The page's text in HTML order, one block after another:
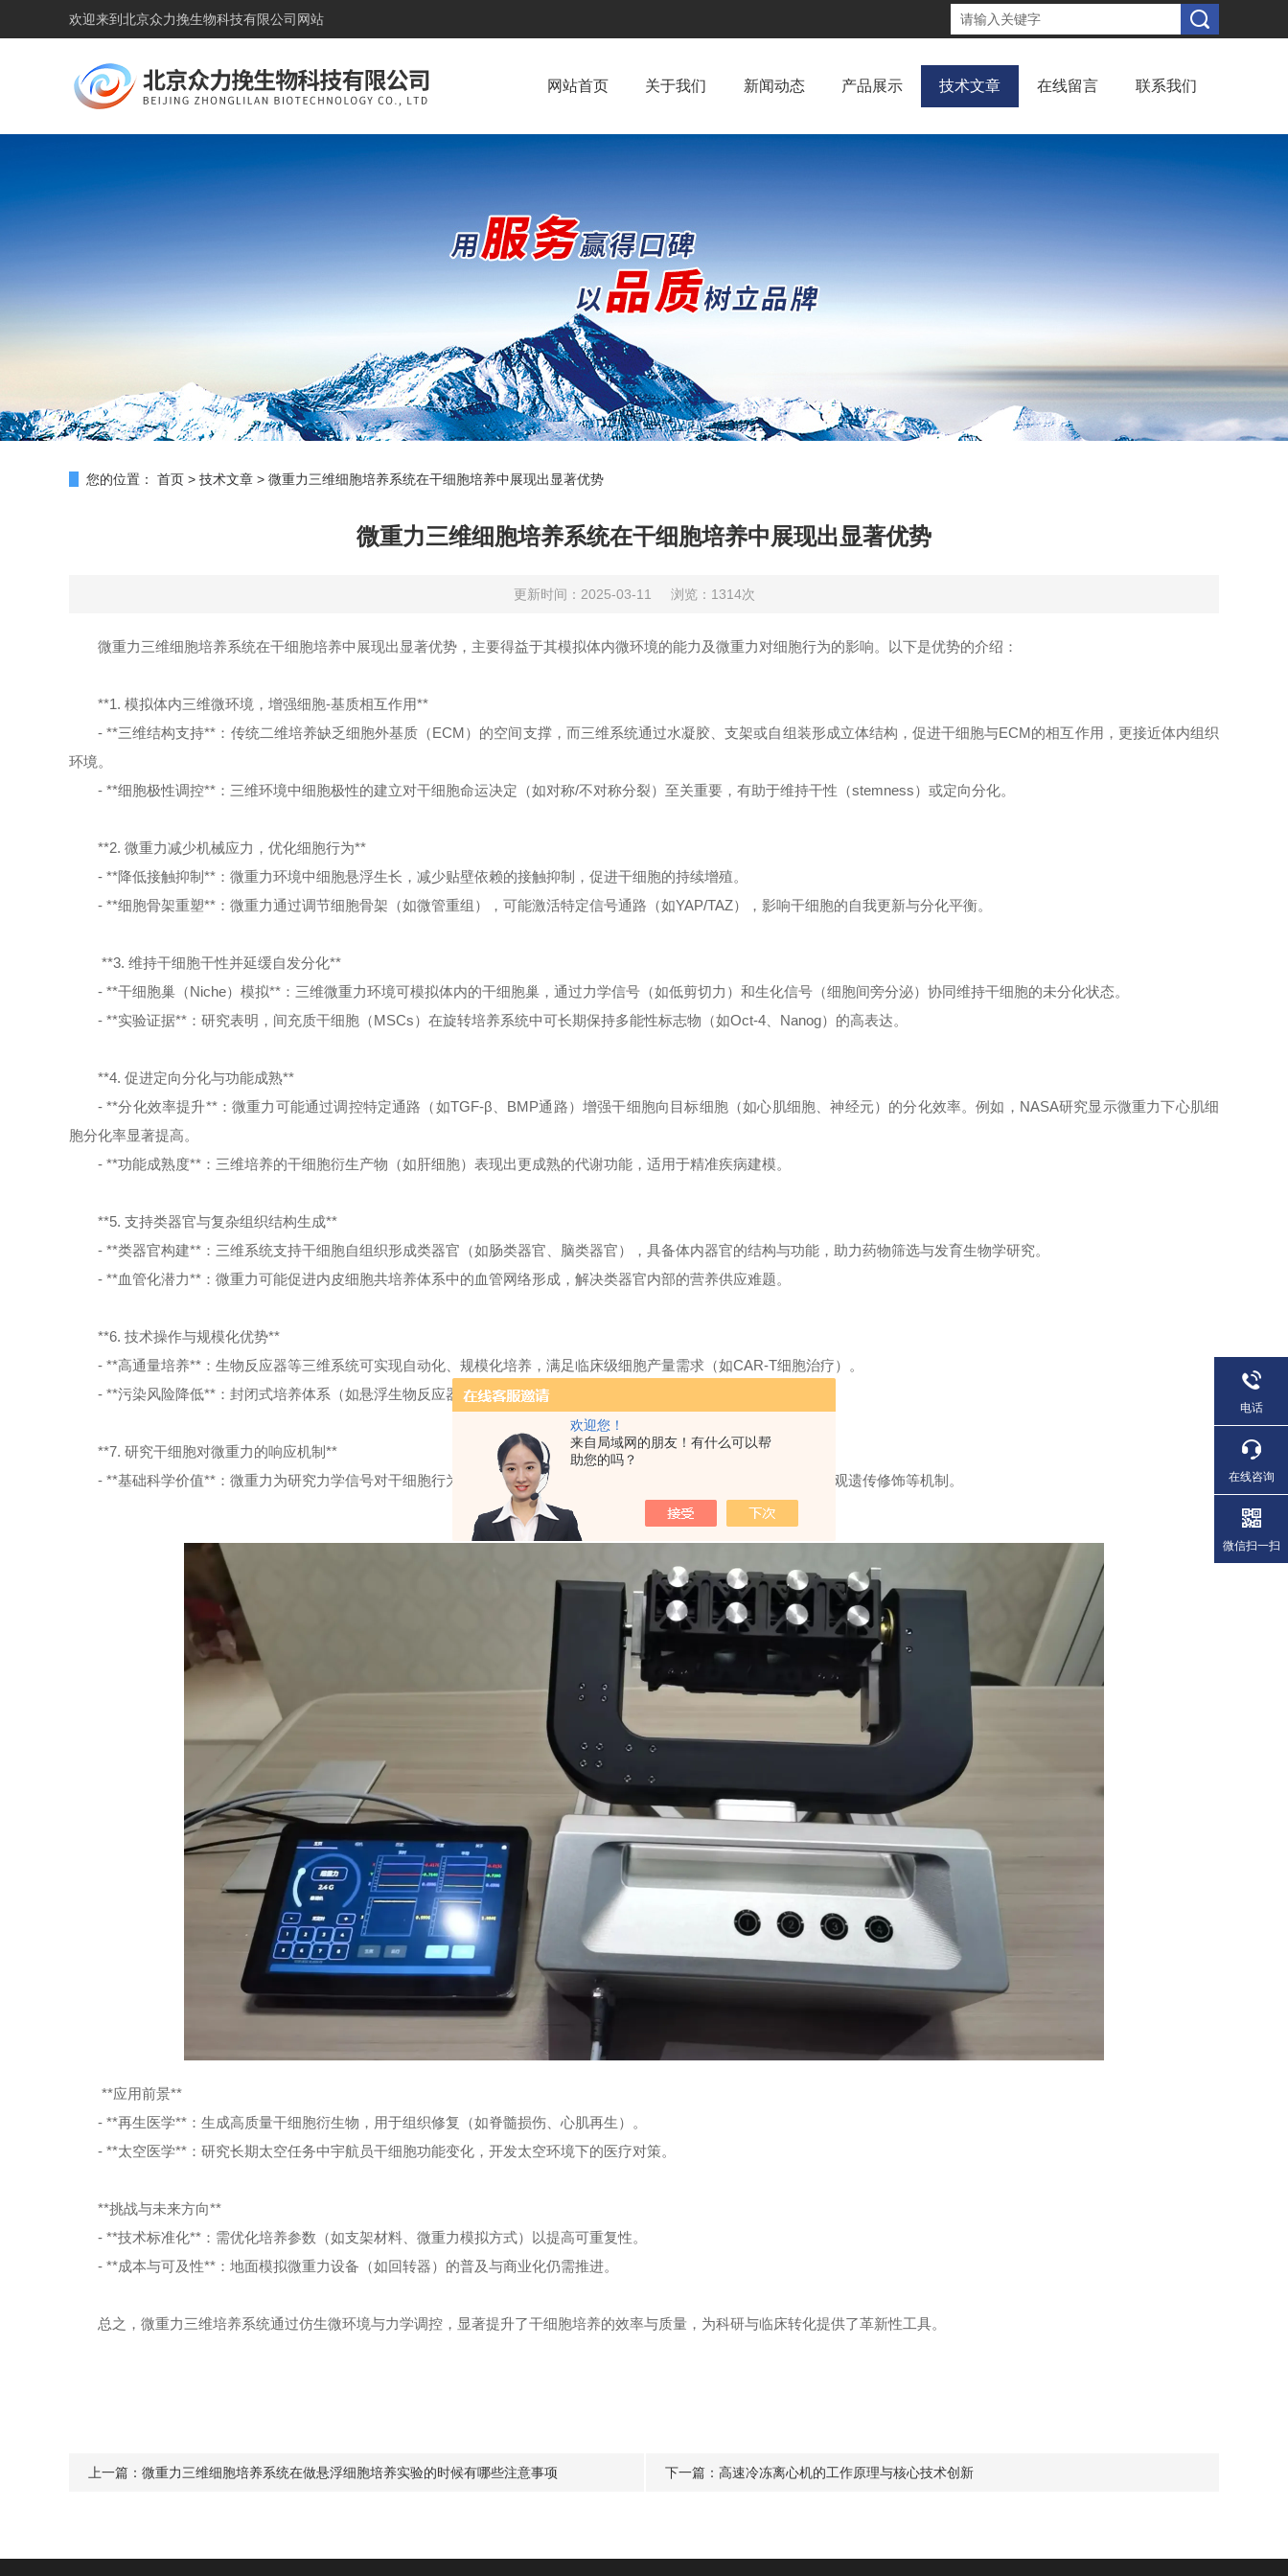
欢迎您！
来自局域网的朋友！有什么可以帮
助您的吗？
欢迎来到 北京众力挽生物科技有限公司网站
网站首页 关于我们 新闻动态 产品展示 技术文章 在线留言 联系我们
您的位置： 首页 > 技术文章 > 微重力三维细胞培养系统在干细胞培养中展现出显著优势
微重力三维细胞培养系统在干细胞培养中展现出显著优势
更新时间：2025-03-11 浏览：1314次
微重力三维细胞培养系统在干细胞培养中展现出显著优势，主要得益于其模拟体内微环境的能力及微重力对细胞行为的影响。以下是优势的介绍：
**1. 模拟体内三维微环境，增强细胞-基质相互作用**
- **三维结构支持**：传统二维培养缺乏细胞外基质（ECM）的空间支撑，而三维系统通过水凝胶、支架或自组装形成立体结构，促进干细胞与ECM的相互作用，更接近体内组织
环境。
- **细胞极性调控**：三维环境中细胞极性的建立对干细胞命运决定（如对称/不对称分裂）至关重要，有助于维持干性（stemness）或定向分化。
**2. 微重力减少机械应力，优化细胞行为**
- **降低接触抑制**：微重力环境中细胞悬浮生长，减少贴壁依赖的接触抑制，促进干细胞的持续增殖。
- **细胞骨架重塑**：微重力通过调节细胞骨架（如微管重组），可能激活特定信号通路（如YAP/TAZ），影响干细胞的自我更新与分化平衡。
**3. 维持干细胞干性并延缓自发分化**
- **干细胞巢（Niche）模拟**：三维微重力环境可模拟体内的干细胞巢，通过力学信号（如低剪切力）和生化信号（细胞间旁分泌）协同维持干细胞的未分化状态。
- **实验证据**：研究表明，间充质干细胞（MSCs）在旋转培养系统中可长期保持多能性标志物（如Oct-4、Nanog）的高表达。
**4. 促进定向分化与功能成熟**
- **分化效率提升**：微重力可能通过调控特定通路（如TGF-β、BMP通路）增强干细胞向目标细胞（如心肌细胞、神经元）的分化效率。例如，NASA研究显示微重力下心肌细
胞分化率显著提高。
- **功能成熟度**：三维培养的干细胞衍生产物（如肝细胞）表现出更成熟的代谢功能，适用于精准疾病建模。
**5. 支持类器官与复杂组织结构生成**
- **类器官构建**：三维系统支持干细胞自组织形成类器官（如肠类器官、脑类器官），具备体内器官的结构与功能，助力药物筛选与发育生物学研究。
- **血管化潜力**：微重力可能促进内皮细胞共培养体系中的血管网络形成，解决类器官内部的营养供应难题。
**6. 技术操作与规模化优势**
- **高通量培养**：生物反应器等三维系统可实现自动化、规模化培养，满足临床级细胞产量需求（如CAR-T细胞治疗）。
- **污染风险降低**：封闭式培养体系（如悬浮生物反应器）减少人为操作污染，提升培养稳定性。
**7. 研究干细胞对微重力的响应机制**
- **基础科学价值**：微重力为研究力学信号对干细胞行为的调控提供模型，揭示基因表达（如抗氧化基因上调）、表观遗传修饰等机制。
**应用前景**
- **再生医学**：生成高质量干细胞衍生物，用于组织修复（如脊髓损伤、心肌再生）。
- **太空医学**：研究长期太空任务中宇航员干细胞功能变化，开发太空环境下的医疗对策。
**挑战与未来方向**
- **技术标准化**：需优化培养参数（如支架材料、微重力模拟方式）以提高可重复性。
- **成本与可及性**：地面模拟微重力设备（如回转器）的普及与商业化仍需推进。
总之，微重力三维培养系统通过仿生微环境与力学调控，显著提升了干细胞培养的效率与质量，为科研与临床转化提供了革新性工具。
上一篇： 微重力三维细胞培养系统在做悬浮细胞培养实验的时候有哪些注意事项 下一篇： 高速冷冻离心机的工作原理与核心技术创新
电话
在线咨询
微信扫一扫